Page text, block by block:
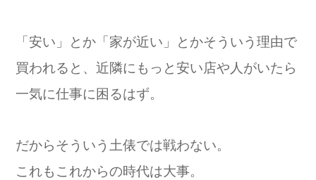
「安い」とか「家が近い」とかそういう理由で
買われると、近隣にもっと安い店や人がいたら
一気に仕事に困るはず。
だからそういう土俵では戦わない。
これもこれからの時代は大事。